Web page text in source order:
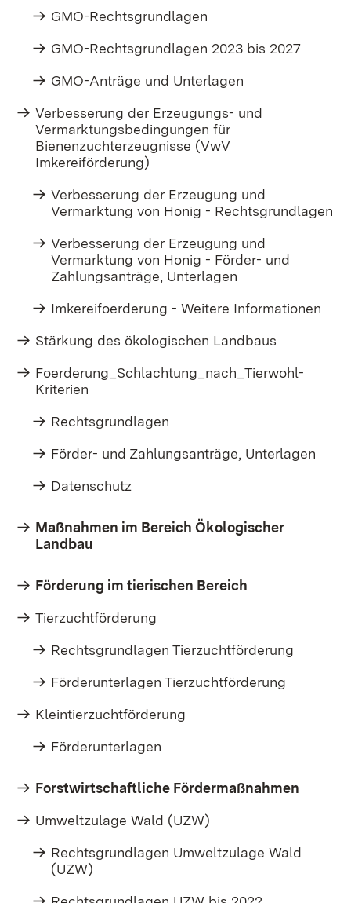
GMO-Rechtsgrundlagen
GMO-Rechtsgrundlagen 2023 bis 2027
GMO-Anträge und Unterlagen
Verbesserung der Erzeugungs- und
Vermarktungsbedingungen für
Bienenzuchterzeugnisse (VwV
Imkereiförderung)
Verbesserung der Erzeugung und
Vermarktung von Honig - Rechtsgrundlagen
Verbesserung der Erzeugung und
Vermarktung von Honig - Förder- und
Zahlungsanträge, Unterlagen
Imkereifoerderung - Weitere Informationen
Stärkung des ökologischen Landbaus
Foerderung_Schlachtung_nach_Tierwohl-
Kriterien
Rechtsgrundlagen
Förder- und Zahlungsanträge, Unterlagen
Datenschutz
Maßnahmen im Bereich Ökologischer
Landbau
Förderung im tierischen Bereich
Tierzuchtförderung
Rechtsgrundlagen Tierzuchtförderung
Förderunterlagen Tierzuchtförderung
Kleintierzuchtförderung
Förderunterlagen
Forstwirtschaftliche Fördermaßnahmen
Umweltzulage Wald (UZW)
Rechtsgrundlagen Umweltzulage Wald
(UZW)